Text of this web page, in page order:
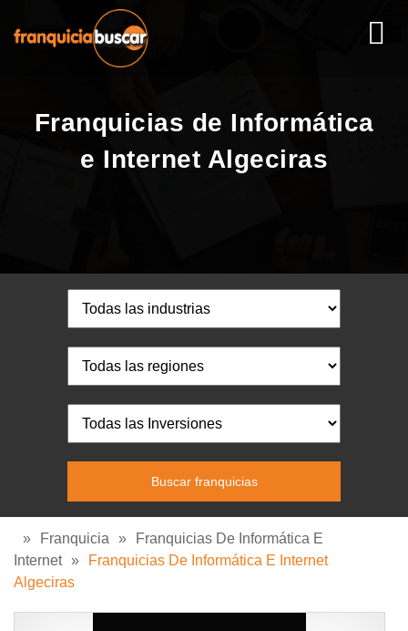
Franquicias de Informática
e Internet Algeciras
» Franquicia »
Franquicias De Informática E
Internet »
Franquicias De Informática E Internet
Algeciras